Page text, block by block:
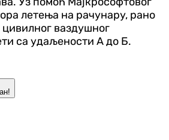
летења на рачунару, рано
цивилног ваздушног
са удаљености А до Б.